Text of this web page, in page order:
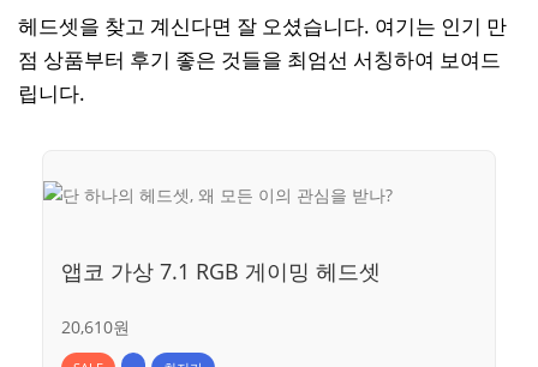
헤드셋을 찾고 계신다면 잘 오셨습니다. 여기는 인기 만
점 상품부터 후기 좋은 것들을 최엄선 서칭하여 보여드
립니다.
앱코 가상 7.1 RGB 게이밍 헤드셋
20,610원